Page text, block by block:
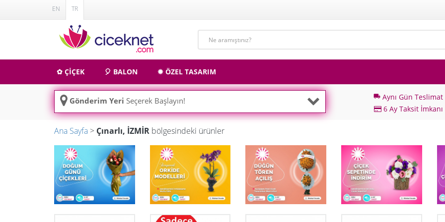
EN TR
✿ ÇİÇEK 🎈 BALON ✹ ÖZEL TASARIM
Gönderim Yeri Seçerek Başlayın! local_shipping Aynı Gün Teslimat
6 Ay Taksit İmkanı
Ana Sayfa > Çınarlı, İZMİR bölgesindeki ürünler